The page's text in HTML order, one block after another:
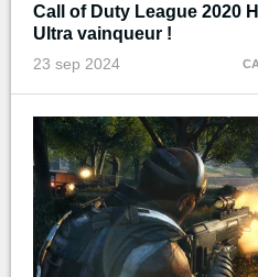
Call of Duty League 2020
Ultra vainqueur !
23 sep 2024